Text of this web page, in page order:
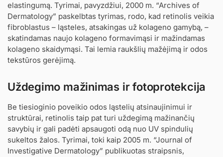
elastingumą. Tyrimai, pavyzdžiui, 2000 m. “Archives of
Dermatology” paskelbtas tyrimas, rodo, kad retinolis veikia
fibroblastus – ląsteles, atsakingas už kolageno gamybą, –
skatindamas naujo kolageno formavimąsi ir mažindamas
kolageno skaidymąsi. Tai lemia raukšlių mažėjimą ir odos
tekstūros gerėjimą.
Uždegimo mažinimas ir fotoprotekcija
Be tiesioginio poveikio odos ląstelių atsinaujinimui ir
struktūrai, retinolis taip pat turi uždegimą mažinančių
savybių ir gali padėti apsaugoti odą nuo UV spindulių
sukeltos žalos. Tyrimai, toki kaip 2005 m. “Journal of
Investigative Dermatology” publikuotas straipsnis,